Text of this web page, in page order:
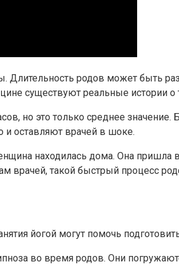
родов может быть
существуют реальные истории о
но это только среднее
и оставляют врачей в шоке.
находилась дома. Она пришла
врачей, такой быстрый процесс
йогой могут помочь
во время родов. Они